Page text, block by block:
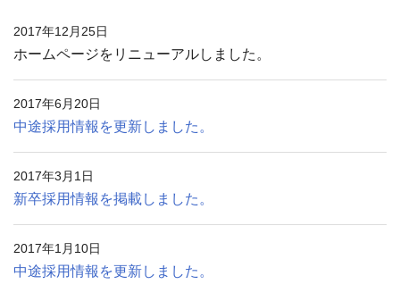
2017年12月25日
ホームページをリニューアルしました。
2017年6月20日
中途採用情報を更新しました。
2017年3月1日
新卒採用情報を掲載しました。
2017年1月10日
中途採用情報を更新しました。